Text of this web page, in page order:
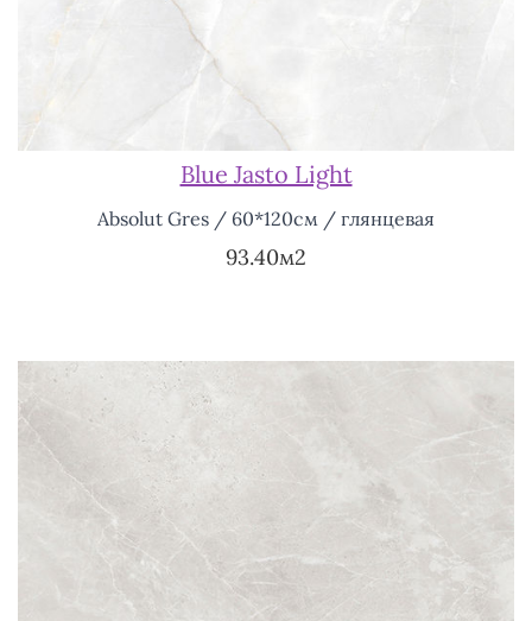
Blue Jasto Light
Absolut Gres / 60*120см / глянцевая
93.40м2